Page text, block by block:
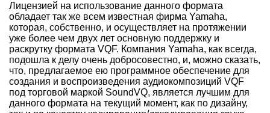
Лицензией на использование данного формата
обладает так же всем известная фирма Yamaha,
которая, собственно, и осуществляет на протяжении
уже более чем двух лет основную поддержку и
раскрутку формата VQF. Компания Yamaha, как всегда,
подошла к делу очень добросовестно, и, можно сказать,
что, предлагаемое ею программное обеспечение для
создания и воспроизведения аудиокомпозиций VQF
под торговой маркой SoundVQ, является лучшим для
данного формата на текущий момент, как по дизайну,